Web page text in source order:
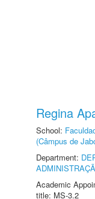
Regina
School:
(Câmpus de
Department:
Academic
title: MS-3.2